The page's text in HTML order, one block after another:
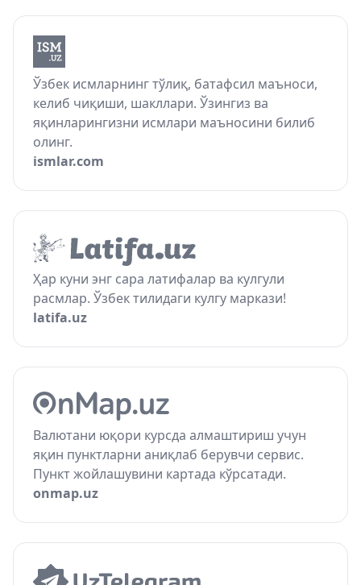
Ўзбек исмларнинг тўлиқ, батафсил маъноси,
келиб чиқиши, шакллари. Ўзингиз ва
яқинларингизни исмлари маъносини билиб
олинг.
ismlar.com
Ҳар куни энг сара латифалар ва кулгули
расмлар. Ўзбек тилидаги кулгу маркази!
latifa.uz
Валютани юқори курсда алмаштириш учун
яқин пунктларни аниқлаб берувчи сервис.
Пункт жойлашувини картада кўрсатади.
onmap.uz